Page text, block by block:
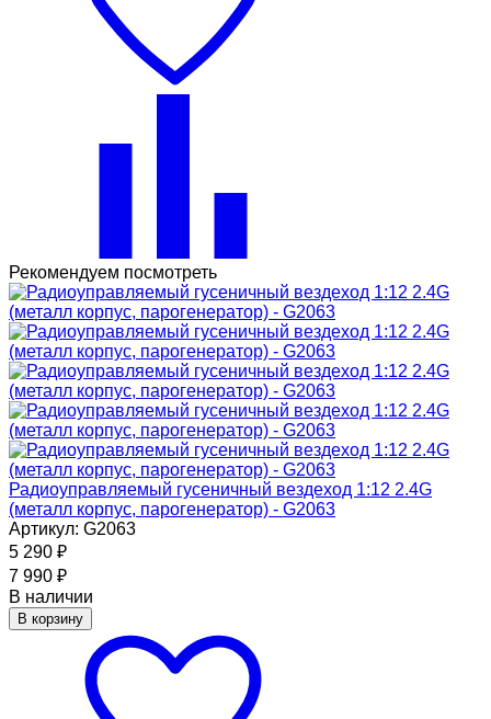
Рекомендуем посмотреть
Радиоуправляемый гусеничный вездеход 1:12 2.4G
(металл корпус, парогенератор) - G2063
Артикул: G2063
5 290 ₽
7 990 ₽
В наличии
В корзину